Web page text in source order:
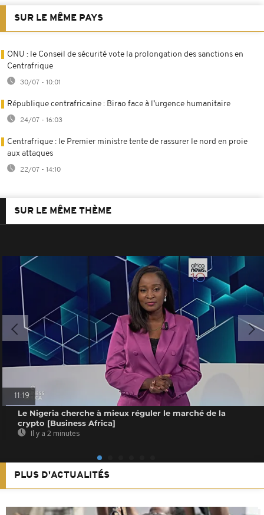
SUR LE MÊME PAYS
ONU : le Conseil de sécurité vote la prolongation des sanctions en
Centrafrique
30/07 - 10:01
République centrafricaine : Birao face à l’urgence humanitaire
24/07 - 16:03
Centrafrique : le Premier ministre tente de rassurer le nord en proie
aux attaques
22/07 - 14:10
SUR LE MÊME THÈME
11:19
Le Nigeria cherche à mieux réguler le marché de la
crypto [Business Africa]
Il y a 2 minutes
PLUS D'ACTUALITÉS